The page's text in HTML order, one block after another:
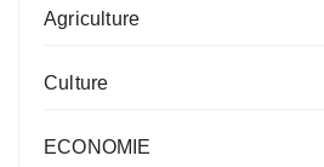
Agriculture
Culture
ECONOMIE